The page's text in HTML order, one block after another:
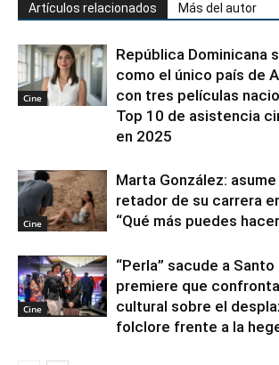
Artículos relacionados Más del autor
Cine
República Dominicana
como el único país de
con tres películas
Top 10 de asistencia
en 2025
Cine
Marta González:
retador de su carrera
“Qué más puedes
Cine
“Perla” sacude a Santo
premiere que
cultural sobre el
folclore frente a la